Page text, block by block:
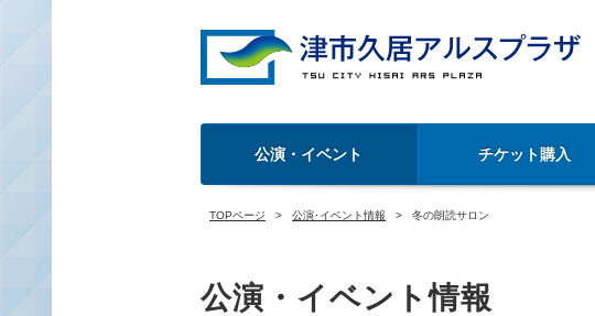
公演・イベント チケット購入
TOPページ 公演･イベント情報 冬の朗読サロン
公演・イベント情報